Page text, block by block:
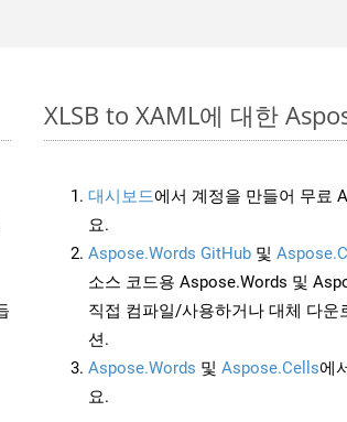
XLSB to XAML에 대한
대시보드에서 계정을 만들어 무료
요.
Aspose.Words GitHub 및
소스 코드용 Aspose.Words 및
직접 컴파일/사용하거나 대체 다운
션.
Aspose.Words 및 Aspose.Cells에
요.